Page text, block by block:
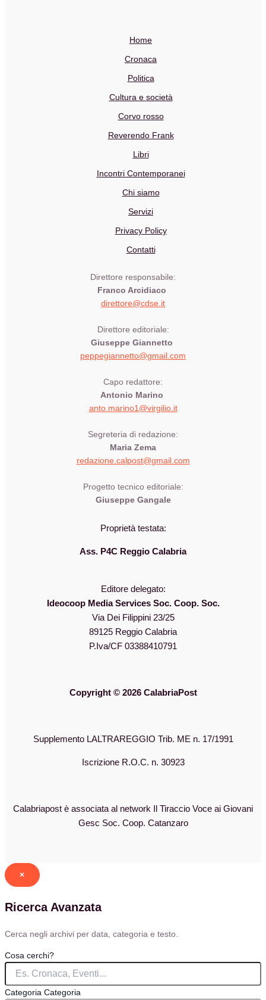
Home
Cronaca
Politica
Cultura e società
Corvo rosso
Reverendo Frank
Libri
Incontri Contemporanei
Chi siamo
Servizi
Privacy Policy
Contatti
Direttore responsabile:
Franco Arcidiaco
direttore@cdse.it
Direttore editoriale:
Giuseppe Giannetto
peppegiannetto@gmail.com
Capo redattore:
Antonio Marino
anto.marino1@virgilio.it
Segreteria di redazione:
Maria Zema
redazione.calpost@gmail.com
Progetto tecnico editoriale:
Giuseppe Gangale
Proprietà testata:
Ass. P4C Reggio Calabria
Editore delegato:
Ideocoop Media Services Soc. Coop. Soc.
Via Dei Filippini 23/25
89125 Reggio Calabria
P.Iva/CF 03388410791
Copyright © 2026 CalabriaPost
Supplemento LALTRAREGGIO Trib. ME n. 17/1991
Iscrizione R.O.C. n. 30923
Calabriapost è associata al network Il Tiraccio Voce ai Giovani
Gesc Soc. Coop. Catanzaro
×
Ricerca Avanzata
Cerca negli archivi per data, categoria e testo.
Cosa cerchi?
Categoria Categoria